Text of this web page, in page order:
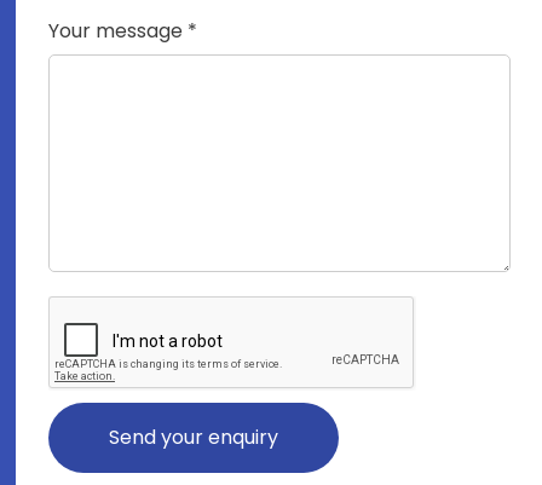
Your message *
Send your enquiry